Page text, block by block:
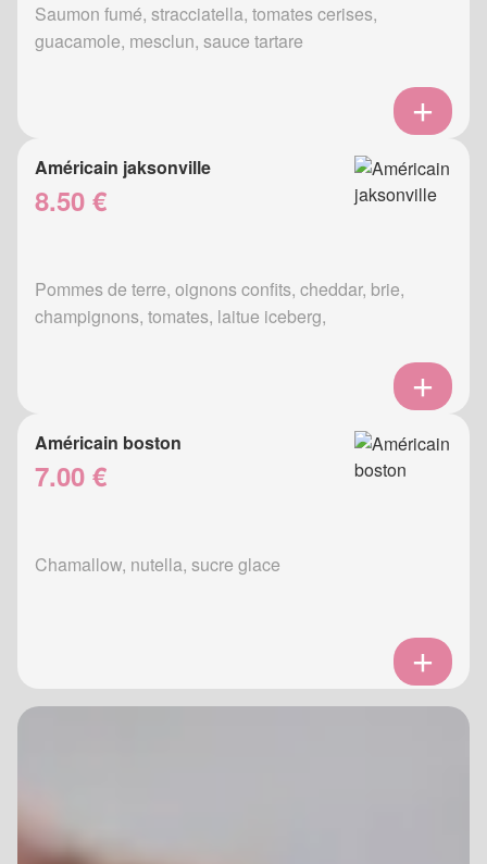
Saumon fumé, stracciatella, tomates cerises,
guacamole, mesclun, sauce tartare
Américain jaksonville
8.50 €
Pommes de terre, oignons confits, cheddar, brie,
champignons, tomates, laitue iceberg,
Américain boston
7.00 €
Chamallow, nutella, sucre glace